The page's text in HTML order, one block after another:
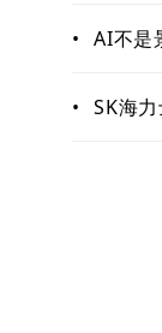
微
• AI不是
• SK海